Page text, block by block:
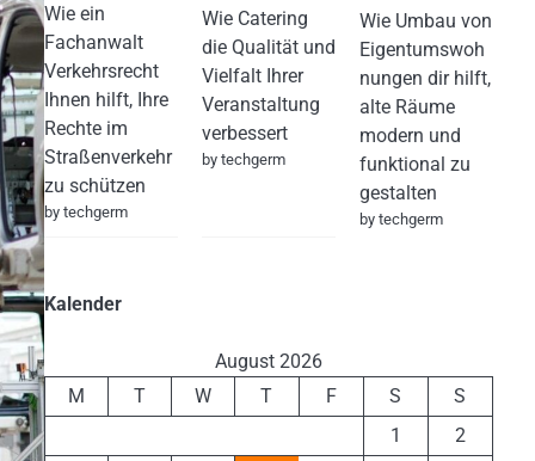
Wie ein
Fachanwalt
Verkehrsrecht
Ihnen hilft, Ihre
Rechte im
Straßenverkehr
zu schützen
by techgerm
Wie Catering
die Qualität und
Vielfalt Ihrer
Veranstaltung
verbessert
by techgerm
Wie Umbau von
Eigentumswoh
nungen dir hilft,
alte Räume
modern und
funktional zu
gestalten
by techgerm
Kalender
August 2026
M
T W T F S
S
1
2